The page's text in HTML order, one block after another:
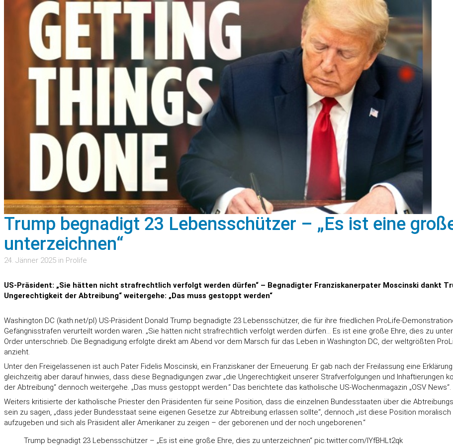
Trump begnadigt 23 Lebensschützer – „Es ist eine
unterzeichnen“
24. Jänner 2025 in Prolife
US-Präsident: „Sie hätten nicht strafrechtlich verfolgt werden dürfen“ – Begnadigter Franziskanerpater Moscinski dankt
Ungerechtigkeit der Abtreibung“ weitergehe: „Das muss gestoppt werden“
Washington DC (kath.net/pl) US-Präsident Donald Trump begnadigte 23 Lebensschützer, die für ihre friedlichen ProLife-
Gefängnisstrafen verurteilt worden waren. „Sie hätten nicht strafrechtlich verfolgt werden dürfen… Es ist eine große Ehre, dies zu
Order unterschrieb. Die Begnadigung erfolgte direkt am Abend vor dem Marsch für das Leben in Washington DC, der weltgrößten
anzieht.
Unter den Freigelassenen ist auch Pater Fidelis Moscinski, ein Franziskaner der Erneuerung. Er gab nach der Freilassung eine
gleichzeitig aber darauf hinwies, dass diese Begnadigungen zwar „die Ungerechtigkeit unserer Strafverfolgungen und Inhaftierungen
der Abtreibung“ dennoch weitergehe. „Das muss gestoppt werden.“ Das berichtete das katholische US-Wochenmagazin „OSV News“.
Weiters kritisierte der katholische Priester den Präsidenten für seine Position, dass die einzelnen Bundesstaaten über die
sein zu sagen, „dass jeder Bundesstaat seine eigenen Gesetze zur Abtreibung erlassen sollte“, dennoch „ist diese Position
aufzugeben und sich als Präsident aller Amerikaner zu zeigen – der geborenen und der noch ungeborenen.“
Trump begnadigt 23 Lebensschützer – „Es ist eine große Ehre, dies zu unterzeichnen“ pic.twitter.com/IYfBHLt2qk